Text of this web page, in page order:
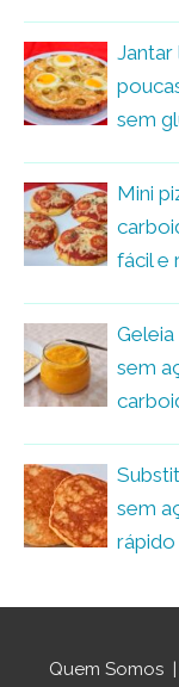
sem
Mini
fácil e
sem
sem
rápido
Quem Somos |